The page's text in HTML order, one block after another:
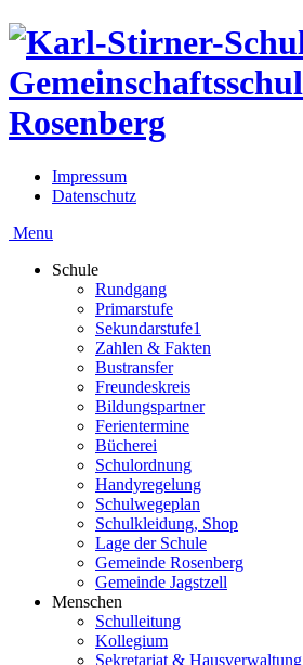
Impressum
Datenschutz
Menu
Schule
Rundgang
Primarstufe
Sekundarstufe1
Zahlen & Fakten
Bustransfer
Freundeskreis
Bildungspartner
Ferientermine
Bücherei
Schulordnung
Handyregelung
Schulwegeplan
Schulkleidung, Shop
Lage der Schule
Gemeinde Rosenberg
Gemeinde Jagstzell
Menschen
Schulleitung
Kollegium
Sekretariat & Hausverwaltung